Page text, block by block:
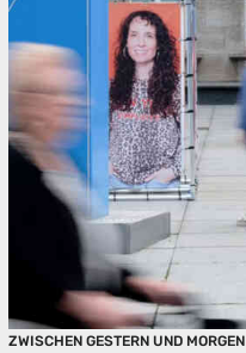
ZWISCHEN GESTERN UND MORGEN